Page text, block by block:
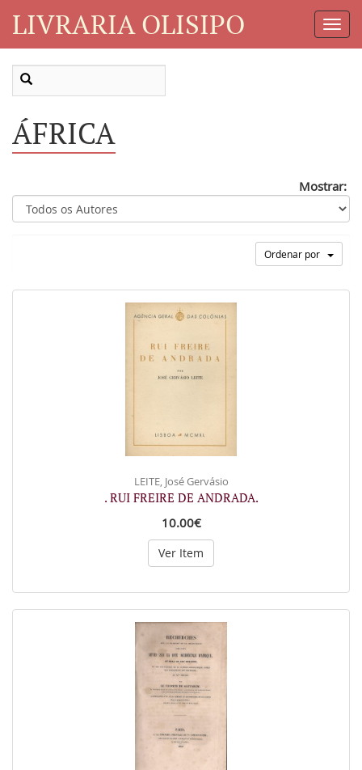
LIVRARIA OLISIPO
ÁFRICA
Mostrar:
Ordenar por
LEITE, José Gervásio
. RUI FREIRE DE ANDRADA.
10.00€
Ver Item